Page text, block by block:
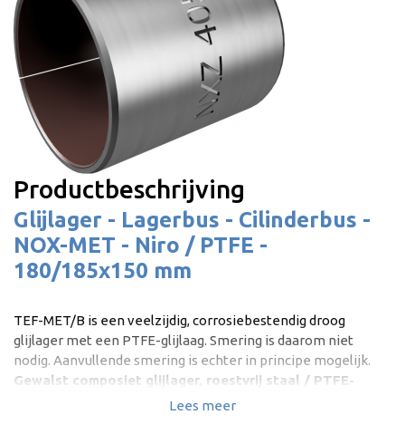
Productbeschrijving
Glijlager - Lagerbus - Cilinderbus -
NOX-MET - Niro / PTFE -
180/185x150 mm
TEF-MET/B is een veelzijdig, corrosiebestendig droog
glijlager met een PTFE-glijlaag. Smering is daarom niet
nodig. Aanvullende smering is echter in principe mogelijk.
Gewalst composiet glijlager, roestvrij staal / PTFE-
gecoat | Onderhoudsvrij droog glijlager |
Lees meer